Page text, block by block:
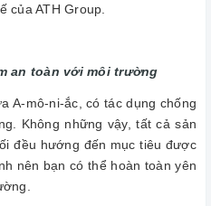
của ATH Group.
an toàn với môi trường
A-mô-ni-ắc, có tác dụng chống
Không những vậy, tất cả sản
đều hướng đến mục tiêu được
nên bạn có thể hoàn toàn yên